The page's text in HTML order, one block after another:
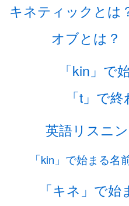
キネティックとは
オブとは？
「kin」で
「t」で
英語リスニ
「kin」で始まる名
「キネ」で